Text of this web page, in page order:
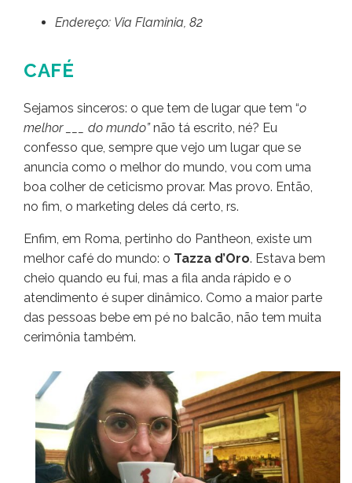
Endereço: Via Flaminia, 82
CAFÉ
Sejamos sinceros: o que tem de lugar que tem “o
melhor ___ do mundo”não tá escrito, né? Eu
confesso que, sempre que vejo um lugar que se
anuncia como o melhor do mundo, vou com uma
boa colher de ceticismo provar. Mas provo. Então,
no fim, o marketing deles dá certo, rs.
Enfim, em Roma, pertinho do Pantheon, existe um
melhor café do mundo: o Tazza d’Oro. Estava bem
cheio quando eu fui, mas a fila anda rápido e o
atendimento é super dinâmico. Como a maior parte
das pessoas bebe em pé no balcão, não tem muita
cerimônia também.